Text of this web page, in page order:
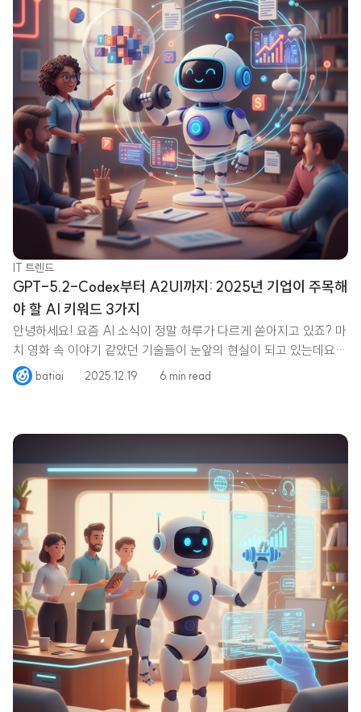
IT 트렌드
GPT-5.2-Codex부터 A2UI까지: 2025년 기업이 주목해
야 할 AI 키워드 3가지
안녕하세요! 요즘 AI 소식이 정말 하루가 다르게 쏟아지고 있죠? 마
치 영화 속 이야기 같았던 기술들이 눈앞의 현실이 되고 있는데요.
혹시 batiai 2025.12.19 6 min read